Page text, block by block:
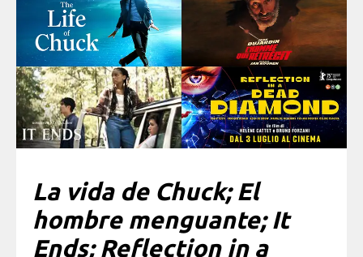
La vida de Chuck; El
hombre menguante; It
Ends; Reflection in a